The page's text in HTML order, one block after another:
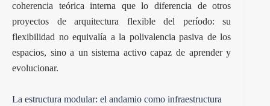
coherencia teórica interna que lo diferencia de otros
proyectos de arquitectura flexible del período: su
flexibilidad no equivalía a la polivalencia pasiva de los
espacios, sino a un sistema activo capaz de aprender y
evolucionar.
La estructura modular: el andamio como infraestructura